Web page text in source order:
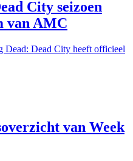
City seizoen
van AMC
Dead: Dead City heeft officieel
van Week